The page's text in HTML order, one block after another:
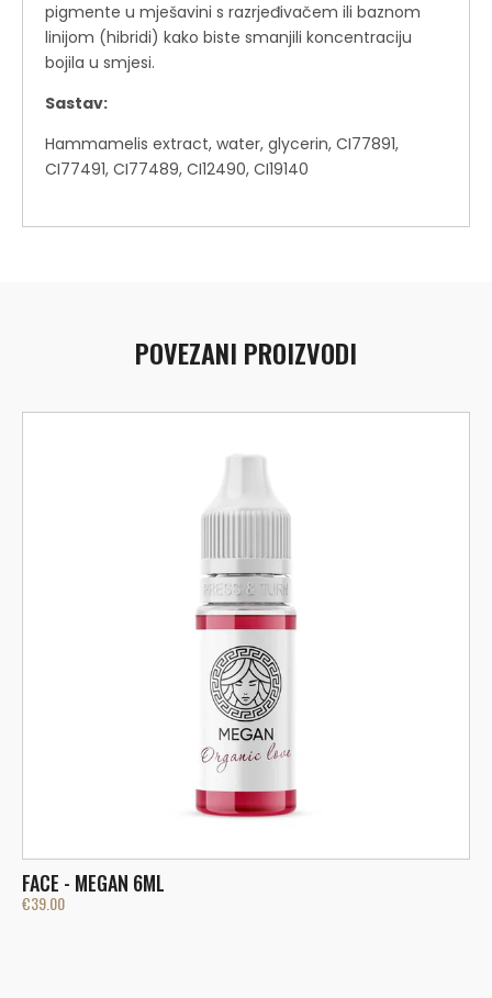
pigmente u mješavini s razrjeđivačem ili baznom
linijom (hibridi) kako biste smanjili koncentraciju
bojila u smjesi.
Sastav:
Hammamelis extract, water, glycerin, CI77891,
CI77491, CI77489, CI12490, CI19140
POVEZANI PROIZVODI
FACE - MEGAN 6ML
€39.00